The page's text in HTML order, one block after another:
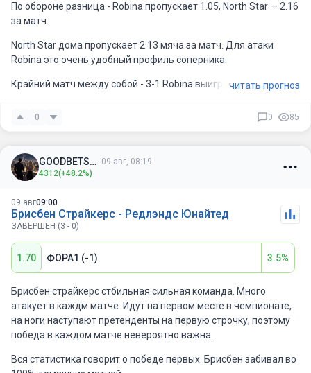
По обороне разница - Robina пропускает 1.05, North Star — 2.16
за матч.
North Star дома пропускает 2.13 мяча за матч. Для атаки
Robina это очень удобный профиль соперника.
Крайний матч между собой - 3-1 Robina выиграла.читать прогноз
0 0 85
GOODBETSSS
09 авг, 08:19
4312(+48.2%)
09 авг09:00
Брисбен Страйкерс - Редлэндс Юнайтед
ЗАВЕРШЕН (3 - 0)
1.70 ФОРА1 (-1) 3.5%
Брисбен страйкерс стбильная сильная команда. Много
атакует в каждм матче. Идут на первом месте в чемпионате,
на ноги наступают претенденты на первую строчку, поэтому
победа в каждом матче невероятно важна.
Вся статистика говорит о победе первых. Брисбен забивал во